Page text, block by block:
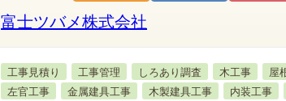
富士ツバメ株式会社
工事見積り 工事管理 しろあり調査 木工事 屋
左官工事
金属建具工事 木製建具工事 内装工事